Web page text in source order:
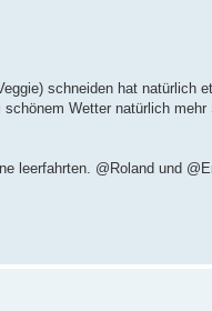
schneiden hat natürlich
Wetter natürlich mehr
leerfahrten. @Roland und